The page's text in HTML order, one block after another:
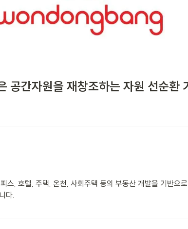
공간자원을 재창조하는 자원 선순환
, 호텔, 주택, 온천, 사회주택 등의 부동산 개발을 기반으
다.